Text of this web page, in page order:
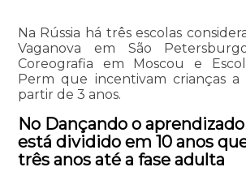
Na Rússia há três escolas
Vaganova em São
Coreografia em Moscou e
Perm que incentivam crianças
partir de 3 anos.
No Dançando o
está dividido em 10 anos
três anos até a fase adulta